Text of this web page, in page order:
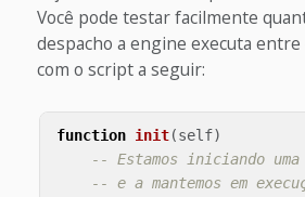
Você pode testar facilmente
despacho a engine executa entre
com o script a seguir:
function init(self)
-- Estamos iniciando
-- e a mantemos em